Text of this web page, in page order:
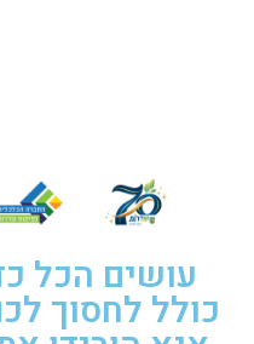
עושים הכל
כולל לחסוך